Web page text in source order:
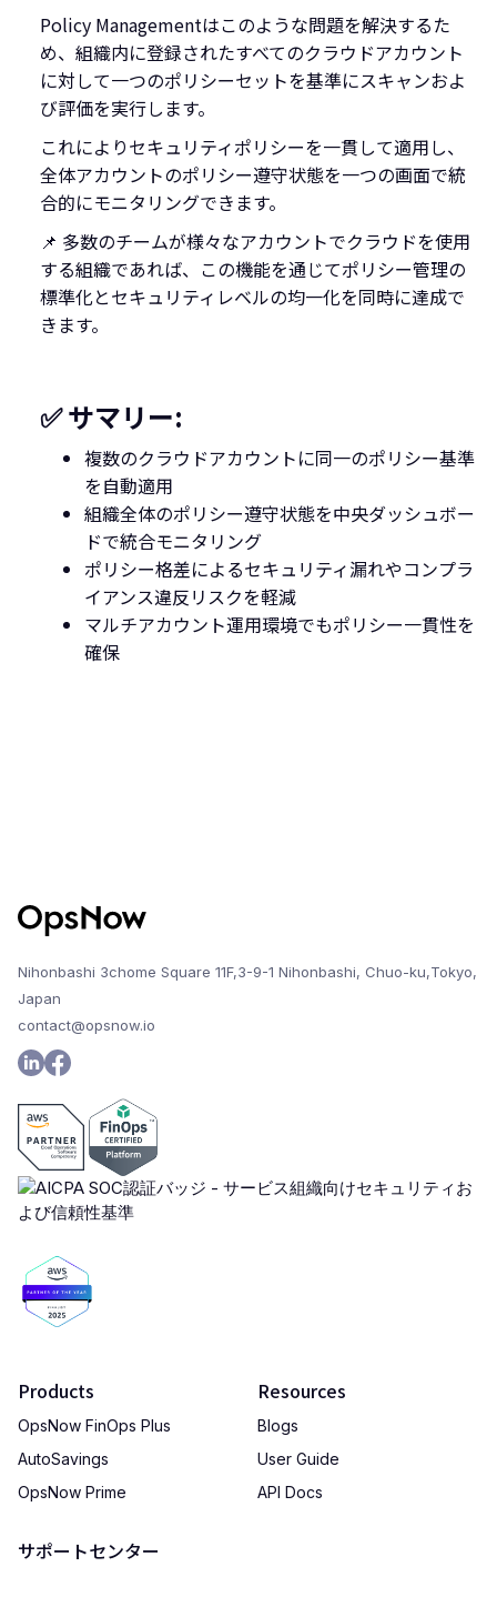
Policy Managementはこのような問題を解決するた
め、組織内に登録されたすべてのクラウドアカウント
に対して一つのポリシーセットを基準にスキャンおよ
び評価を実行します。
これによりセキュリティポリシーを一貫して適用し、
全体アカウントのポリシー遵守状態を一つの画面で統
合的にモニタリングできます。
📌 多数のチームが様々なアカウントでクラウドを使用
する組織であれば、この機能を通じてポリシー管理の
標準化とセキュリティレベルの均一化を同時に達成で
きます。
✅ サマリー:
複数のクラウドアカウントに同一のポリシー基準
を自動適用
組織全体のポリシー遵守状態を中央ダッシュボー
ドで統合モニタリング
ポリシー格差によるセキュリティ漏れやコンプラ
イアンス違反リスクを軽減
マルチアカウント運用環境でもポリシー一貫性を
確保
Nihonbashi 3chome Square 11F,3-9-1 Nihonbashi, Chuo-ku,Tokyo,
Japan
contact@opsnow.io
Products
OpsNow FinOps Plus
AutoSavings
OpsNow Prime
サポートセンター
Resources
Blogs
User Guide
API Docs